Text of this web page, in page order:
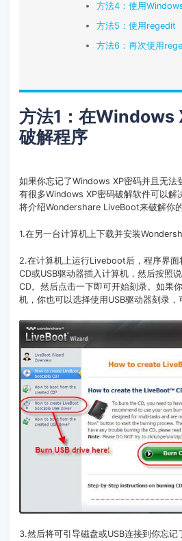
方法4：使用
方法5：使用regedit
方法6：再次使用
方法1：在Windows
破解程序
如果你忘记了Windows XP密码并且无法
有很多Windows XP密码破解软件可以解
将介绍Wondershare LiveBoot来破解你
1.在另一台计算机上下载并安装
2.在计算机上运行Liveboot后，程序界面
CD或USB驱动器插入计算机，然后按照
CD。然后点击一下即可开始刻录。如果
机，你也可以选择使用USB驱动器刻录，
3.然后将可引导磁盘或USB连接到你忘